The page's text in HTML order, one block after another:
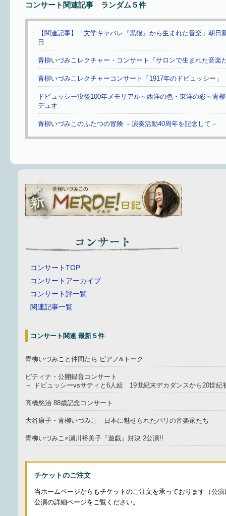
コンサート関連記事 ランダム５件
【関連記事】「文学キャバレ『黒猫』から生まれた音楽」朝
日
青柳いづみこレクチャー・コンサート『サロンで生まれた音楽
青柳いづみこレクチャーコンサート「1917年のドビュッシー」
ドビュッシー没後100年メモリアル～西洋の色・東洋の彩～青
デュオ
青柳いづみこのふたつの冒険 －演奏活動40周年を記念して－
コンサートTOP
コンサートアーカイブ
コンサート評一覧
関連記事一覧
コンサート関連 最新５件
青柳いづみこと仲間たち ピアノ&トーク
ピティナ・公開録音コンサート
～ ドビュッシーvsサティと6人組 19世紀末デカダンスから20世紀
高橋悠治 88歳記念コンサート
大谷康子・青柳いづみこ 日本に魅せられたパリの音楽家たち
青柳いづみこ×瀬川裕美子『遊戯』対決 2公演!!
チケットのご注文
当ホームページからもチケットのご注文を承っております（公
公演の詳細ページをご覧ください。